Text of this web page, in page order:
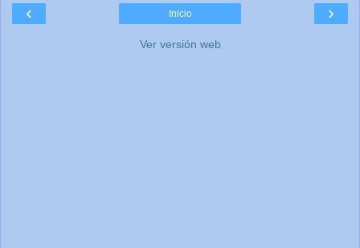
‹ ›
Inicio
Ver versión web